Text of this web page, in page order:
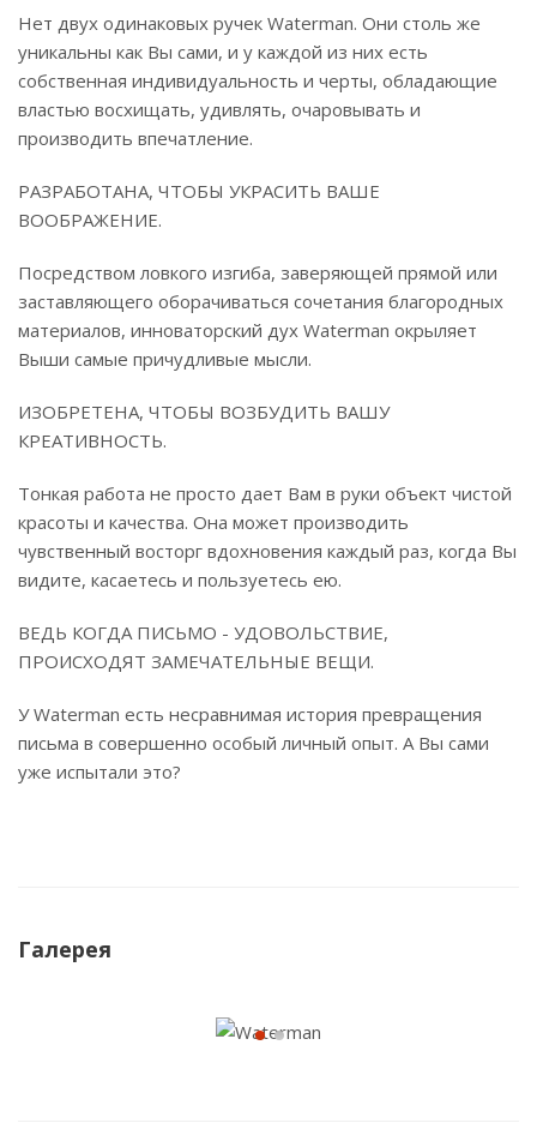
Нет двух одинаковых ручек Waterman. Они столь же
уникальны как Вы сами, и у каждой из них есть
собственная индивидуальность и черты, обладающие
властью восхищать, удивлять, очаровывать и
производить впечатление.
РАЗРАБОТАНА, ЧТОБЫ УКРАСИТЬ ВАШЕ
ВООБРАЖЕНИЕ.
Посредством ловкого изгиба, заверяющей прямой или
заставляющего оборачиваться сочетания благородных
материалов, инноваторский дух Waterman окрыляет
Выши самые причудливые мысли.
ИЗОБРЕТЕНА, ЧТОБЫ ВОЗБУДИТЬ ВАШУ
КРЕАТИВНОСТЬ.
Тонкая работа не просто дает Вам в руки объект чистой
красоты и качества. Она может производить
чувственный восторг вдохновения каждый раз, когда Вы
видите, касаетесь и пользуетесь ею.
ВЕДЬ КОГДА ПИСЬМО - УДОВОЛЬСТВИЕ,
ПРОИСХОДЯТ ЗАМЕЧАТЕЛЬНЫЕ ВЕЩИ.
У Waterman есть несравнимая история превращения
письма в совершенно особый личный опыт. А Вы сами
уже испытали это?
Галерея